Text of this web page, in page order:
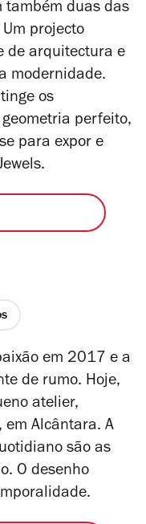
também duas das
projecto
de arquitectura e
modernidade.
os
perfeito,
para expor e
em 2017 e a
de rumo. Hoje,
atelier,
Alcântara. A
são as
O desenho